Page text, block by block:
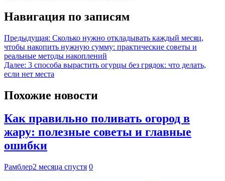
Навигация по записям
Предыдущая: Сколько нужно откладывать каждый месяц,
чтобы накопить нужную сумму: практические советы и
реальные методы накоплений
Далее: 3 способа вырастить огурцы без грядок: что делать,
если нет места
Похожие новости
Как правильно поливать огород в
жару: полезные советы и главные
ошибки
Рамблер2 месяца спустя 0